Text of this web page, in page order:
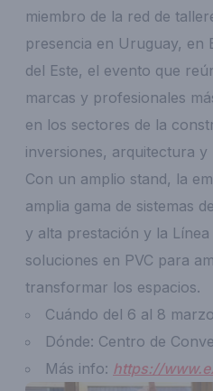
miembro de la red de
presencia en Uruguay, en
del Este, el evento que
marcas y profesionales
en los sectores de la
inversiones, arquitectura y
Con un amplio stand, la
amplia gama de sistemas
y alta prestación y la
soluciones en PVC para
transformar los espacios.
Cuándo del 6 al 8 marzo
Dónde: Centro de
Más info: https://